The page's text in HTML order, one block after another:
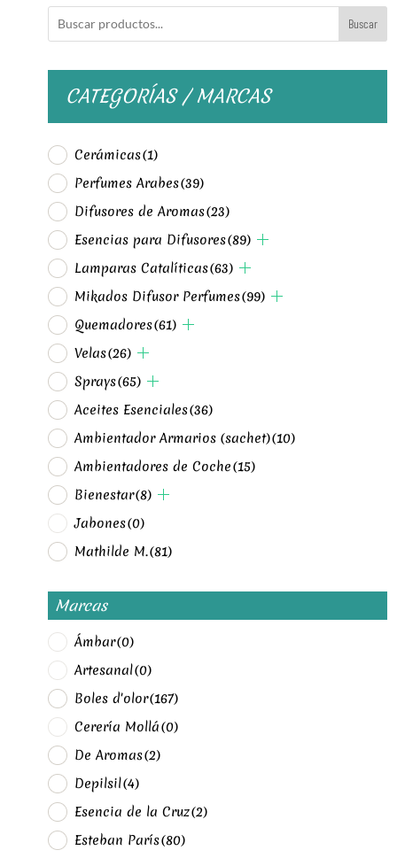
Buscar
CATEGORÍAS / MARCAS
Cerámicas(1)
Perfumes Arabes(39)
Difusores de Aromas(23)
Esencias para Difusores(89)
Lamparas Catalíticas(63)
Mikados Difusor Perfumes(99)
Quemadores(61)
Velas(26)
Sprays(65)
Aceites Esenciales(36)
Ambientador Armarios (sachet)(10)
Ambientadores de Coche(15)
Bienestar(8)
Jabones(0)
Mathilde M.(81)
Marcas
Ámbar(0)
Artesanal(0)
Boles d'olor(167)
Cerería Mollá(0)
De Aromas(2)
Depilsil(4)
Esencia de la Cruz(2)
Esteban París(80)